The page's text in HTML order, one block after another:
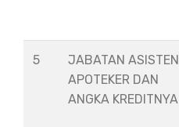
5
JABATAN ASISTEN
APOTEKER DAN
ANGKA KREDITNYA